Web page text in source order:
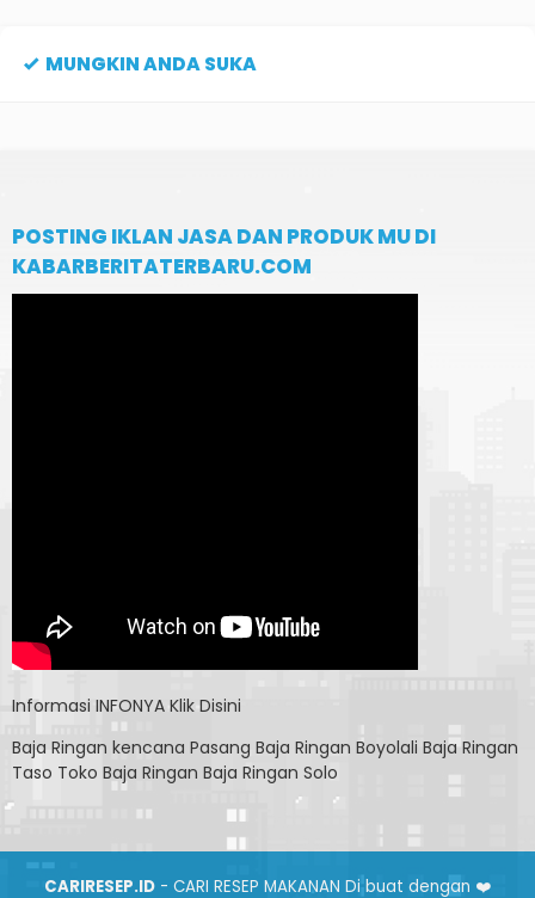
MUNGKIN ANDA SUKA
POSTING IKLAN JASA DAN PRODUK MU DI
KABARBERITATERBARU.COM
Informasi INFONYA Klik Disini
Baja Ringan kencana Pasang Baja Ringan Boyolali Baja Ringan
Taso Toko Baja Ringan Baja Ringan Solo
CARIRESEP.ID - CARI RESEP MAKANAN Di buat dengan ❤️